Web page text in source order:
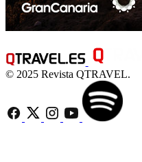
© 2025 Revista QTRAVEL.